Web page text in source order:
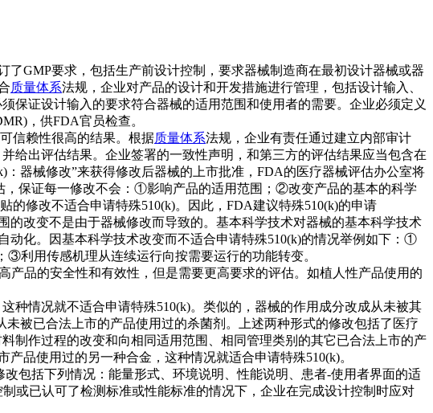
GMP要求，包括生产前设计控制，要求器械制造商在最初设计器械或器
质量体系法规，企业对产品的设计和开发措施进行管理，包括设计输入、
保证设计输入的要求符合器械的适用范围和使用者的需要。企业必须定义
，供FDA官员检查。
信赖性很高的结果。根据质量体系法规，企业有责任通过建立内部审计
给出评估结果。企业签署的一致性声明，和第三方的评估结果应当包含在
器械修改”来获得修改后器械的上市批准，FDA的医疗器械评估办公室将
，保证每一修改不会：①影响产品的适用范围；②改变产品的基本的科学
的修改不适合申请特殊510(k)。因此，FDA建议特殊510(k)的申请
改变不是由于器械修改而导致的。基本科学技术对器械的基本科学技术
动化。因基本科学技术改变而不适合申请特殊510(k)的情况举例如下：①
利用传感机理从连续运行向按需要运行的功能转变。
品的安全性和有效性，但是需要更高要求的评估。如植人性产品使用的
种情况就不适合申请特殊510(k)。类似的，器械的作用成分改成从未被其
被已合法上市的产品使用过的杀菌剂。上述两种形式的修改包括了医疗
制作过程的改变和向相同适用范围、相同管理类别的其它已合法上市的产
品使用过的另一种合金，这种情况就适合申请特殊510(k)。
包括下列情况：能量形式、环境说明、性能说明、患者-使用者界面的适
或已认可了检测标准或性能标准的情况下，企业在完成设计控制时应对